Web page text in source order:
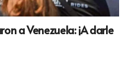
a Venezuela: ¡A darle